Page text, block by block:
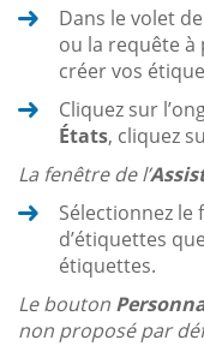
Dans le volet
ou la requête à
créer vos
Cliquez sur
États, cliquez
La fenêtre de l’
Sélectionnez
d’étiquettes
étiquettes.
Le bouton
non proposé par